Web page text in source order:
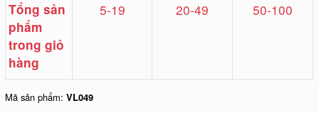
Tổng sản
phẩm
trong giỏ
hàng
5-19 20-49 50-100
Mã sản phẩm:VL049